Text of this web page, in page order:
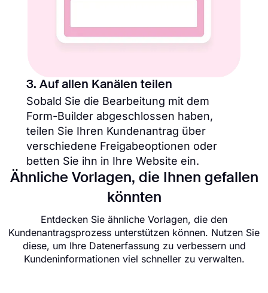
3. Auf allen Kanälen teilen
Sobald Sie die Bearbeitung mit dem
Form-Builder abgeschlossen haben,
teilen Sie Ihren Kundenantrag über
verschiedene Freigabeoptionen oder
betten Sie ihn in Ihre Website ein.
Ähnliche Vorlagen, die Ihnen gefallen
könnten
Entdecken Sie ähnliche Vorlagen, die den
Kundenantragsprozess unterstützen können. Nutzen Sie
diese, um Ihre Datenerfassung zu verbessern und
Kundeninformationen viel schneller zu verwalten.